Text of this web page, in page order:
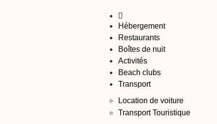
Hébergement
Restaurants
Boîtes de nuit
Activités
Beach clubs
Transport
Location de voiture
Transport Touristique